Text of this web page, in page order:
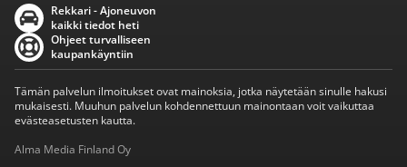
Rekkari - Ajoneuvon
kaikki tiedot heti
Ohjeet turvalliseen
kaupankäyntiin
Tämän palvelun ilmoitukset ovat mainoksia, jotka näytetään sinulle hakusi
mukaisesti. Muuhun palvelun kohdennettuun mainontaan voit vaikuttaa
evästeasetusten kautta.
Alma Media Finland Oy